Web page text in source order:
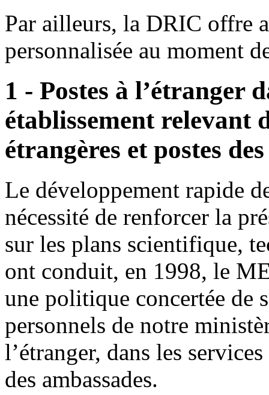
Par ailleurs, la DRIC offre
personnalisée au moment
1 - Postes à l’étranger
établissement relevant
étrangères et postes
Le développement rapide
nécessité de renforcer la
sur les plans scientifique,
ont conduit, en 1998, le
une politique concertée de
personnels de notre
l’étranger, dans les
des ambassades.